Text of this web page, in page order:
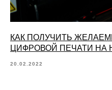
КАК ПОЛУЧИТЬ
ЦИФРОВОЙ ПЕЧАТИ НА
20.02.2022